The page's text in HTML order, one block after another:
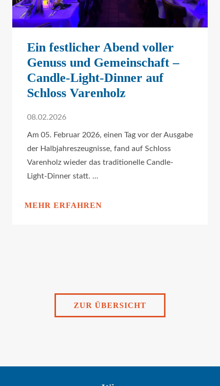
Ein festlicher Abend voller
Genuss und Gemeinschaft –
Candle-Light-Dinner auf
Schloss Varenholz
08.02.2026
Am 05. Februar 2026, einen Tag vor der Ausgabe
der Halbjahreszeugnisse, fand auf Schloss
Varenholz wieder das traditionelle Candle-
Light-Dinner statt. …
MEHR ERFAHREN
ZUR ÜBERSICHT